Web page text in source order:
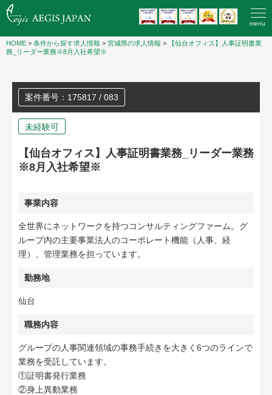
menu
HOME > 条件から探す求人情報 > 宮城県の求人情報 >
【仙台オフィス】人事証明書業
務_リーダー業務※8月入社希望※
案件番号：175817 / 083
未経験可
【仙台オフィス】人事証明書業務_リーダー業務
※8月入社希望※
事業内容
全世界にネットワークを持つコンサルティングファーム。グ
ループ内の主要事業法人のコーポレート機能（人事、経
理）、管理業務を担っています。
勤務地
仙台
職務内容
グループの人事関連領域の事務手続きを大きく6つのラインで
業務を受託しています。
①証明書発行業務
②身上異動業務